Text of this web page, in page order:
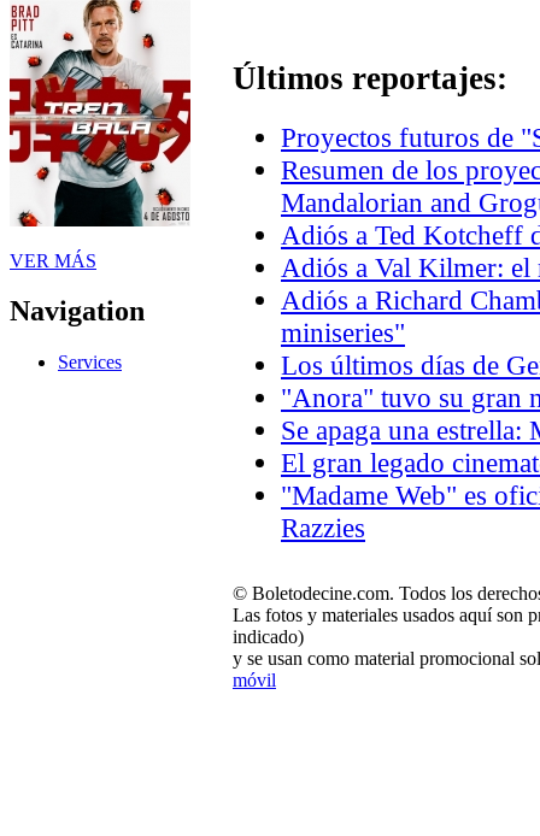
VER MÁS
Navigation
Services
Últimos reportajes:
Proyectos futuros de
Resumen de los
Mandalorian and
Adiós a Ted Kotcheff
Adiós a Val Kilmer: el
Adiós a Richard
miniseries"
Los últimos días de
"Anora" tuvo su gran
Se apaga una
El gran legado
"Madame Web" es
Razzies
© Boletodecine.com. Todos los
Las fotos y materiales usados aquí son
indicado)
y se usan como material promocional
móvil